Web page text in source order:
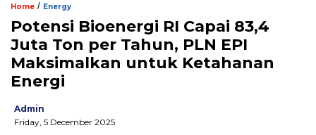
Home / Energy
Potensi Bioenergi RI Capai 83,4
Juta Ton per Tahun, PLN EPI
Maksimalkan untuk Ketahanan
Energi
Admin
Friday, 5 December 2025